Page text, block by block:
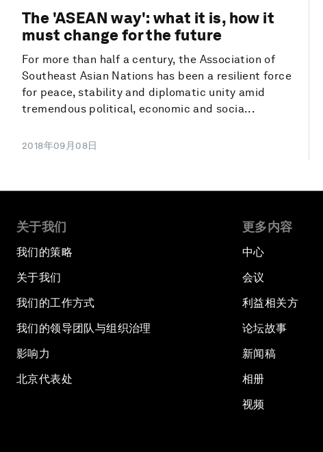
The 'ASEAN way': what it is, how it
must change for the future
For more than half a century, the Association of
Southeast Asian Nations has been a resilient force
for peace, stability and diplomatic unity amid
tremendous political, economic and socia...
2018年09月08日
关于我们
我们的策略
关于我们
我们的工作方式
我们的领导团队与组织治理
影响力
北京代表处
更多内容
中心
会议
利益相关方
论坛故事
新闻稿
相册
视频